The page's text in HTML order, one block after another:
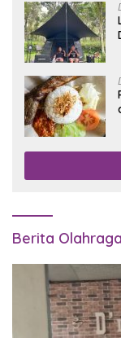
Berita Olahraga